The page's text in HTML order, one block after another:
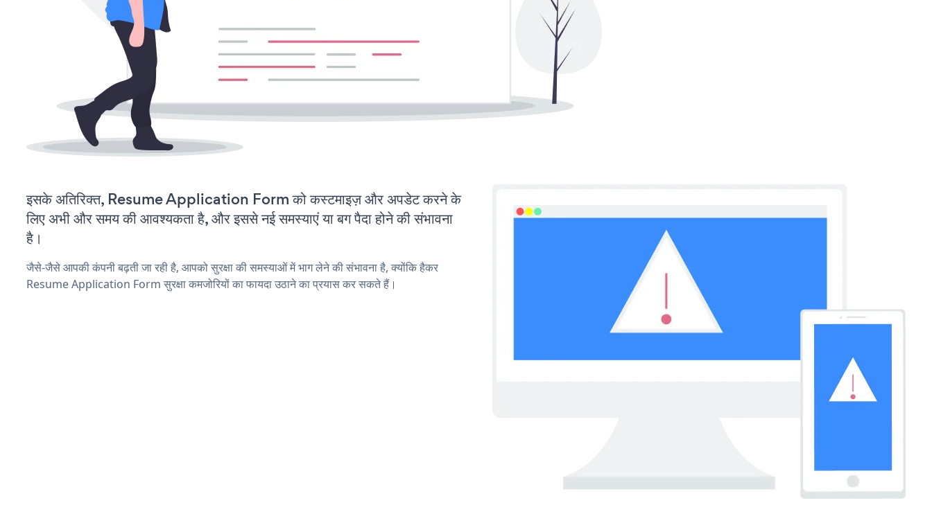
इसके अतिरिक्त, Resume Application Form को कस्टमाइज़ और अपडेट करने के
लिए अभी और समय की आवश्यकता है, और इससे नई समस्याएं या बग पैदा होने की संभावना
है।
जैसे-जैसे आपकी कंपनी बढ़ती जा रही है, आपको सुरक्षा की समस्याओं में भाग लेने की संभावना है, क्योंकि हैकर
Resume Application Form सुरक्षा कमजोरियों का फायदा उठाने का प्रयास कर सकते हैं।